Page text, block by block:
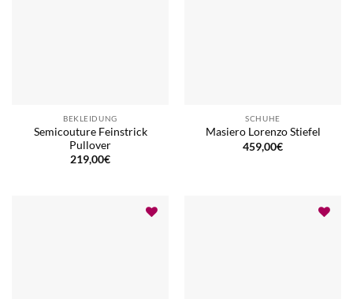
BEKLEIDUNG
Semicouture Feinstrick
Pullover
219,00€
SCHUHE
Masiero Lorenzo Stiefel
459,00€